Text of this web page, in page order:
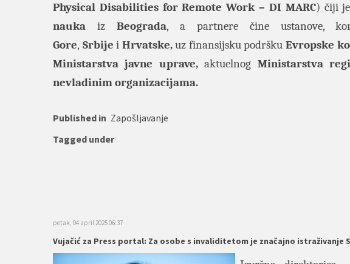
Physical Disabilities for Remote Work – DI MARC) čiji
nauka iz Beograda, a partnere čine ustanove,
Gore, Srbije i Hrvatske,uz finansijsku podrškuEvropske
Ministarstva javne uprave,aktuelnog Ministarstva
nevladinim organizacijama.
Published in Zapošljavanje
Tagged under
petak, 04 april 2025 06:37
Vujačić za Press portal: Za osobe s invaliditetom je značajno